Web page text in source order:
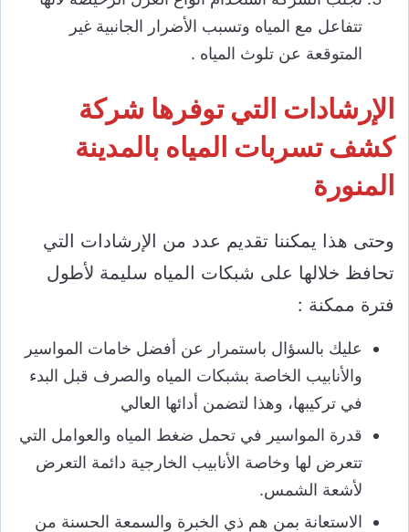
تتفاعل مع المياه وتسبب الأضرار الجانبية غير
المتوقعة عن تلوث المياه .
الإرشادات التي توفرها شركة
كشف تسربات المياه بالمدينة
المنورة
وحتى هذا يمكننا تقديم عدد من الإرشادات التي
تحافظ خلالها على شبكات المياه سليمة لأطول
فترة ممكنة :
عليك بالسؤال باستمرار عن أفضل خامات المواسير
والأنابيب الخاصة بشبكات المياه والصرف قبل البدء
في تركيبها، وهذا لتضمن أدائها العالي
قدرة المواسير في تحمل ضغط المياه والعوامل التي
تتعرض لها وخاصة الأنابيب الخارجية دائمة التعرض
لأشعة الشمس.
الاستعانة بمن هم ذي الخبرة والسمعة الحسنة من